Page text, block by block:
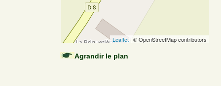
Leaflet | © OpenStreetMap contributors
Agrandir le plan